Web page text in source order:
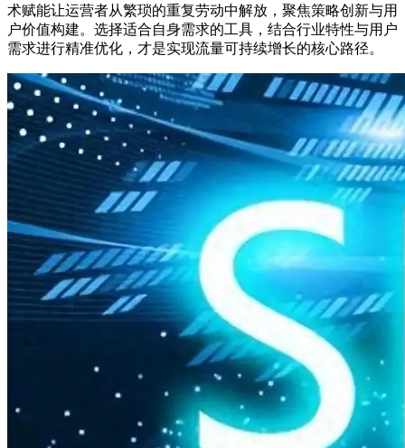
术赋能让运营者从繁琐的重复劳动中解放，聚焦策略创新与用
户价值构建。选择适合自身需求的工具，结合行业特性与用户
需求进行精准优化，才是实现流量可持续增长的核心路径。